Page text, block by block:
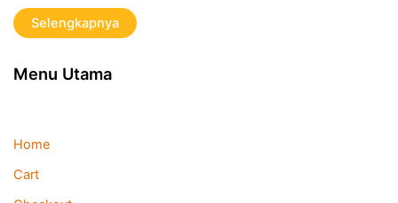
Selengkapnya
Menu Utama
Home
Cart